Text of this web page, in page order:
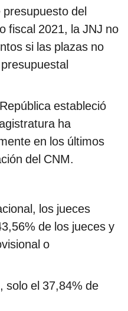
presupuesto del
fiscal 2021, la JNJ no
si las plazas no
estableció
ha
en los últimos
del CNM.
los jueces
de los jueces y
o
solo el 37,84% de